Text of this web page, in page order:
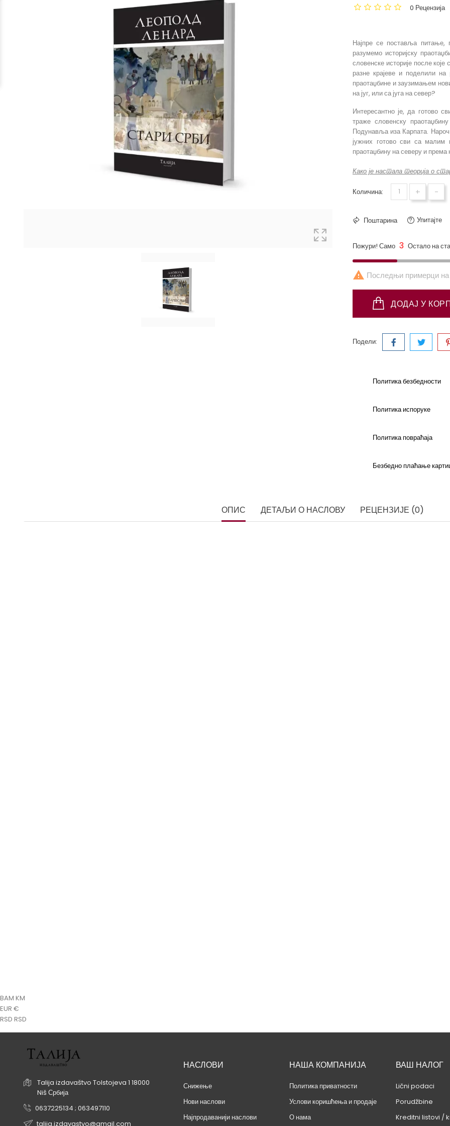
0 Рецензија
Најпре се поставља питање,
разумемо историјску
словенске историје после
разне крајеве и поделили
праотаџбине и заузимањем
на југ, или са југа на север?
Интересантно је, да готово
траже словенску
Подунавља иза Карпата.
јужних готово сви са малим
праотаџбину на северу и
Како је настала теорија о
Количина: + -
Поштарина Упитајте
Пожури! Само 3 Остало на
 Последњи примерци на
ДОДАЈ У
Подели:
Политика безбедности
Политика испоруке
Политика повраћаја
Безбедно плаћање
ОПИС ДЕТАЉИ О НАСЛОВУ РЕЦЕНЗИЈЕ (0)
BAM KM
EUR €
RSD RSD
Talija izdavaštvo Tolstojeva 1 18000
Niš Србија
0637225134 ; 063497110
talija.izdavastvo@gmail.com
НАСЛОВИ
Снижење
Нови наслови
Најпродаванији наслови
НАША КОМПАНИЈА
Политика приватности
Услови коришћења и продаје
О нама
ВАШ НАЛОГ
Lični podaci
Porudžbine
Kreditni listovi /